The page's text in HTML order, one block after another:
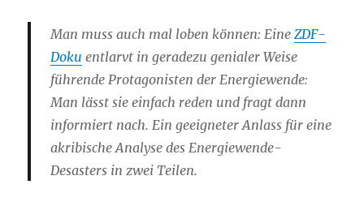
Man muss auch mal loben können: EineZDF-
Doku entlarvt in geradezu genialer Weise
führende Protagonisten der Energiewende:
Man lässt sie einfach reden und fragt dann
informiert nach. Ein geeigneter Anlass für eine
akribische Analyse des Energiewende-
Desasters in zwei Teilen.